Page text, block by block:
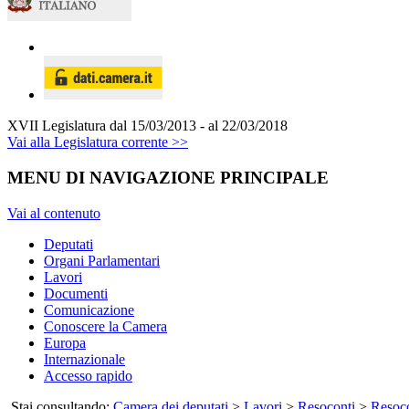
XVII Legislatura dal 15/03/2013 - al 22/03/2018
Vai alla Legislatura corrente >>
MENU DI NAVIGAZIONE PRINCIPALE
Vai al contenuto
Deputati
Organi Parlamentari
Lavori
Documenti
Comunicazione
Conoscere la Camera
Europa
Internazionale
Accesso rapido